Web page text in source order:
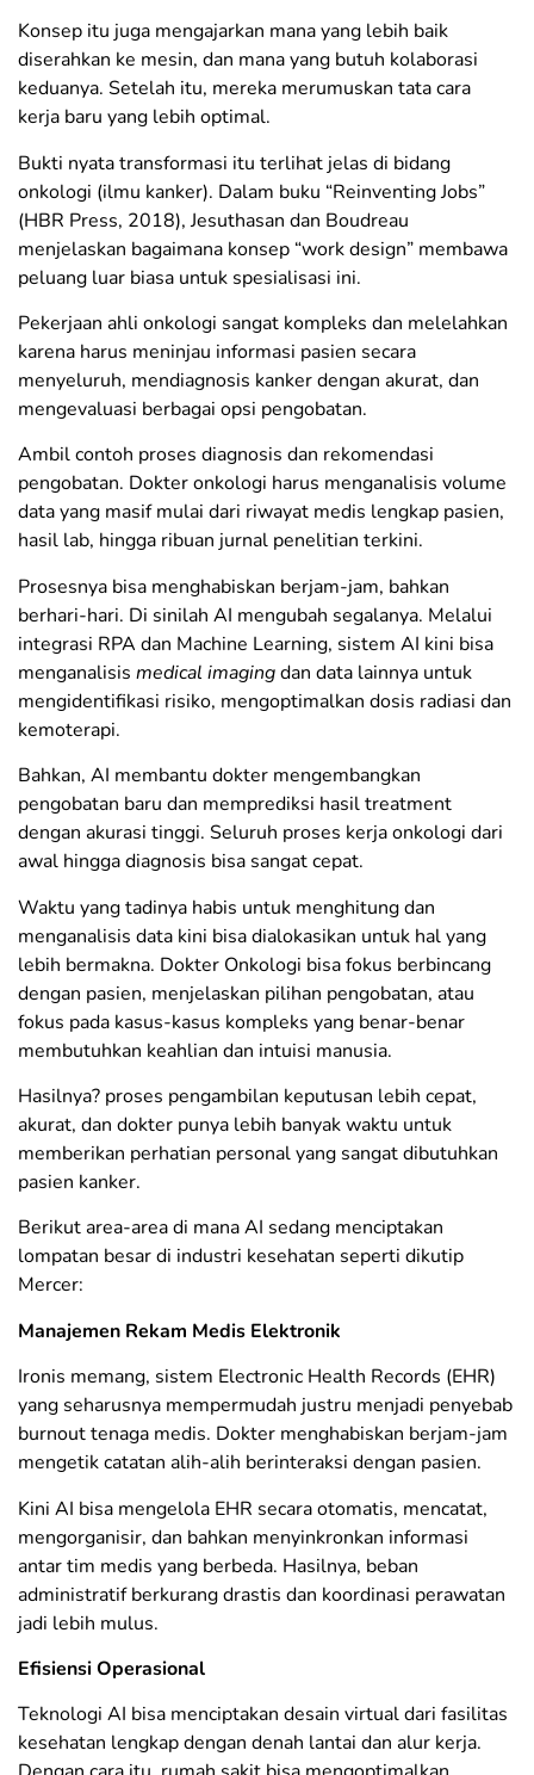
Konsep itu juga mengajarkan mana yang lebih baik
diserahkan ke mesin, dan mana yang butuh kolaborasi
keduanya. Setelah itu, mereka merumuskan tata cara
kerja baru yang lebih optimal.
Bukti nyata transformasi itu terlihat jelas di bidang
onkologi (ilmu kanker). Dalam buku “Reinventing Jobs”
(HBR Press, 2018), Jesuthasan dan Boudreau
menjelaskan bagaimana konsep “work design” membawa
peluang luar biasa untuk spesialisasi ini.
Pekerjaan ahli onkologi sangat kompleks dan melelahkan
karena harus meninjau informasi pasien secara
menyeluruh, mendiagnosis kanker dengan akurat, dan
mengevaluasi berbagai opsi pengobatan.
Ambil contoh proses diagnosis dan rekomendasi
pengobatan. Dokter onkologi harus menganalisis volume
data yang masif mulai dari riwayat medis lengkap pasien,
hasil lab, hingga ribuan jurnal penelitian terkini.
Prosesnya bisa menghabiskan berjam-jam, bahkan
berhari-hari. Di sinilah AI mengubah segalanya. Melalui
integrasi RPA dan Machine Learning, sistem AI kini bisa
menganalisis medical imagingdan data lainnya untuk
mengidentifikasi risiko, mengoptimalkan dosis radiasi dan
kemoterapi.
Bahkan, AI membantu dokter mengembangkan
pengobatan baru dan memprediksi hasil treatment
dengan akurasi tinggi. Seluruh proses kerja onkologi dari
awal hingga diagnosis bisa sangat cepat.
Waktu yang tadinya habis untuk menghitung dan
menganalisis data kini bisa dialokasikan untuk hal yang
lebih bermakna. Dokter Onkologi bisa fokus berbincang
dengan pasien, menjelaskan pilihan pengobatan, atau
fokus pada kasus-kasus kompleks yang benar-benar
membutuhkan keahlian dan intuisi manusia.
Hasilnya? proses pengambilan keputusan lebih cepat,
akurat, dan dokter punya lebih banyak waktu untuk
memberikan perhatian personal yang sangat dibutuhkan
pasien kanker.
Berikut area-area di mana AI sedang menciptakan
lompatan besar di industri kesehatan seperti dikutip
Mercer:
Manajemen Rekam Medis Elektronik
Ironis memang, sistem Electronic Health Records (EHR)
yang seharusnya mempermudah justru menjadi penyebab
burnout tenaga medis. Dokter menghabiskan berjam-jam
mengetik catatan alih-alih berinteraksi dengan pasien.
Kini AI bisa mengelola EHR secara otomatis, mencatat,
mengorganisir, dan bahkan menyinkronkan informasi
antar tim medis yang berbeda. Hasilnya, beban
administratif berkurang drastis dan koordinasi perawatan
jadi lebih mulus.
Efisiensi Operasional
Teknologi AI bisa menciptakan desain virtual dari fasilitas
kesehatan lengkap dengan denah lantai dan alur kerja.